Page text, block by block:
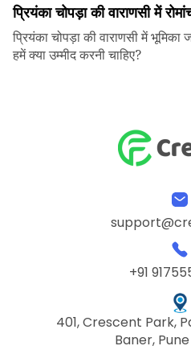
प्रियंका चोपड़ा की वाराणसी में
प्रियंका चोपड़ा की वाराणसी में
हमें क्या उम्मीद करनी चाहिए?
+91
401, Crescent Park,
Baner,